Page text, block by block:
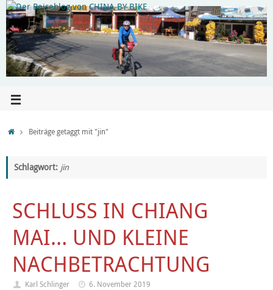
Beiträge getaggt mit "jin"
Schlagwort: jin
SCHLUSS IN CHIANG
MAI… UND KLEINE
NACHBETRACHTUNG
Karl Schlinger
6. November 2019